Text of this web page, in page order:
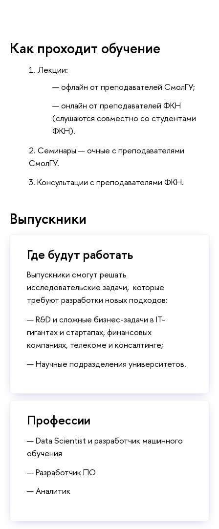
Как проходит обучение
Лекции:
офлайн от преподавателей СмолГУ;
онлайн от преподавателей ФКН
(слушаются совместно со студентами
ФКН).
Семинары — очные с преподавателями
СмолГУ.
Консультации с преподавателями ФКН.
Выпускники
Где будут работать
Выпускники смогут решать
исследовательские задачи, которые
требуют разработки новых подходов:
R&D и сложные бизнес-задачи в IT-
гигантах и стартапах, финансовых
компаниях, телекоме и консалтинге;
Научные подразделения университетов.
Профессии
Data Scientist и разработчик машинного
обучения
Разработчик ПО
Аналитик